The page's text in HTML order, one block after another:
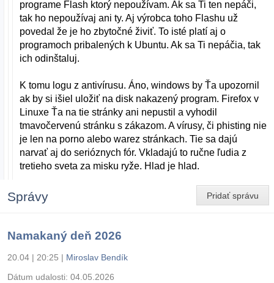
programe Flash ktorý nepoužívam. Ak sa Ti ten nepáči,
tak ho nepoužívaj ani ty. Aj výrobca toho Flashu už
povedal že je ho zbytočné živiť. To isté platí aj o
programoch pribalených k Ubuntu. Ak sa Ti nepáčia, tak
ich odinštaluj.
K tomu logu z antivírusu. Áno, windows by Ťa upozornil
ak by si išiel uložiť na disk nakazený program. Firefox v
Linuxe Ťa na tie stránky ani nepustil a vyhodil
tmavočervenú stránku s zákazom. A vírusy, či phisting nie
je len na porno alebo warez stránkach. Tie sa dajú
narvať aj do serióznych fór. Vkladajú to ručne ľudia z
tretieho sveta za misku ryže. Hlad je hlad.
Pridať správu
Správy
Namakaný deň 2026
20.04 | 20:25 | Miroslav Bendík
Dátum udalosti: 04.05.2026